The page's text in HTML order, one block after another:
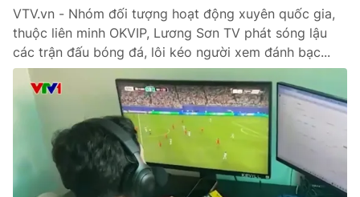
Hậu trường
Nhân vật
Khán giả
Giải sao mai
Giải trí
Điện ảnh
Âm nhạc
Sao
Đời sống
Du lịch
Chất lượng cuộc sống
Giáo dục
Tuyển sinh
Học trực tuyến
Công nghệ
Hitech Công nghệ tương lai
VTV.vn - Nhóm đối tượng hoạt động xuyên quốc gia,
thuộc liên minh OKVIP, Lương Sơn TV phát sóng lậu
các trận đấu bóng đá, lôi kéo người xem đánh bạc...